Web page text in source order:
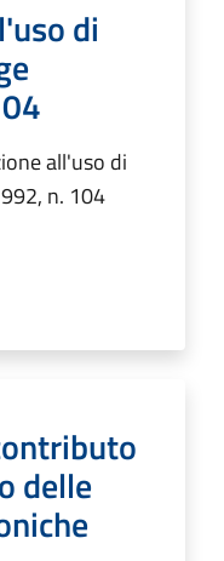
di
all'uso di
n. 104
delle